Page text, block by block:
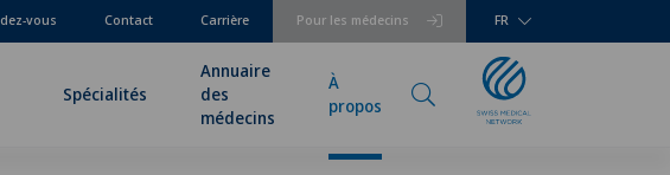
Pour les médecins
vous Contact Carrière FR
Spécialités
Annuaire
des
médecins
À
propos